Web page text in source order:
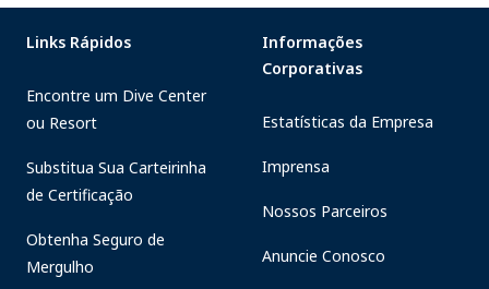
Links Rápidos
Encontre um Dive Center
ou Resort
Substitua Sua Carteirinha
de Certificação
Obtenha Seguro de
Mergulho
Informações
Corporativas
Estatísticas da Empresa
Imprensa
Nossos Parceiros
Anuncie Conosco